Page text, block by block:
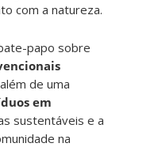
com a natureza.
papo sobre
de uma
em
sustentáveis e a
na